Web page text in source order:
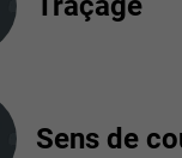
Sens de